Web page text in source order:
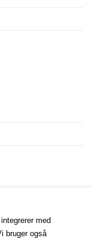
med
bruger også